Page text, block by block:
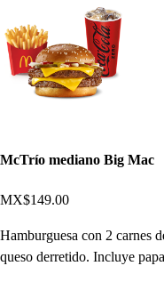
McTrío mediano Big Mac
MX$149.00
Hamburguesa con 2 carnes
queso derretido. Incluye